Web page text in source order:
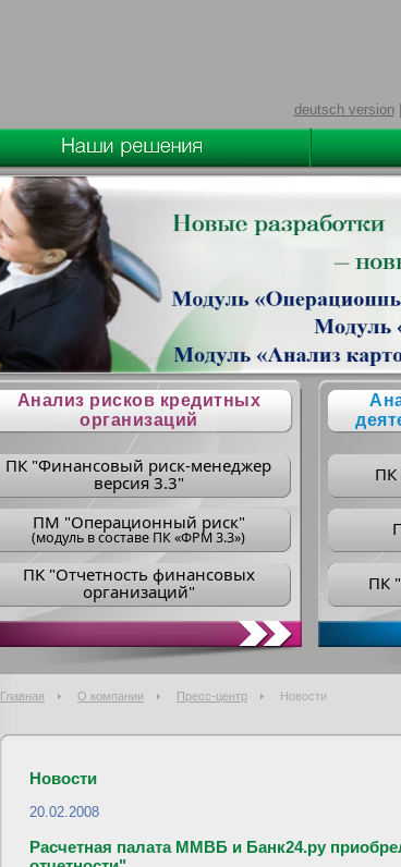
deutsch version|
Анализ рисков кредитных
организаций
ПК "Финансовый риск-менеджер
версия 3.3"
ПM "Операционный риск"
(модуль в составе ПК «ФРМ 3.3»)
ПK "Отчетность финансовых
организаций"
ПК
ПК
Главная О компании Пресс-центр Новости
Новости
20.02.2008
Расчетная палата ММВБ и Банк24.ру